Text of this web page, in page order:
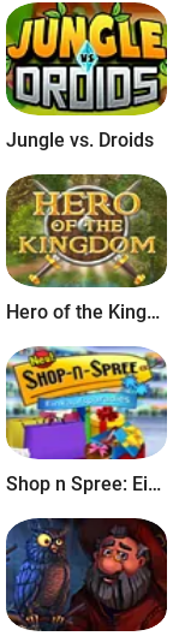
Jungle vs. Droids
Hero of the Kingdom
Shop n Spree: Einkaufsparadies